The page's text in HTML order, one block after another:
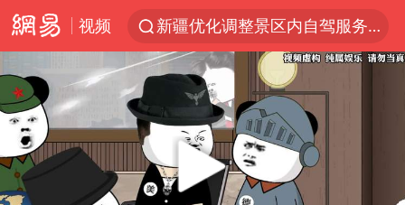
视频
新疆优化调整景区内自驾服务费
上四休三，但降薪1000元，你接受吗？
央视新主播李秋莹孙亚鹏亮相
情侣平潭拍日出坠崖1死1伤
全民健身事业高质量发展